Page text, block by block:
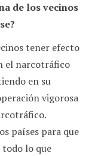
de los vecinos
tener efecto
el narcotráfico
en su
vigorosa
países para que
todo lo que